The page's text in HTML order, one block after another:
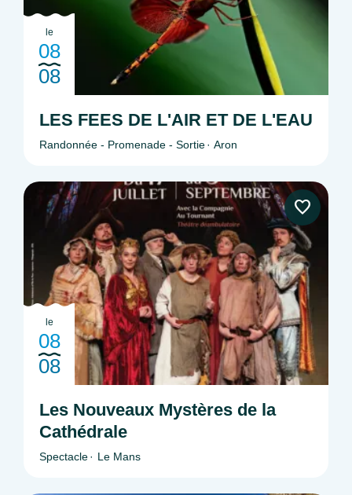
le
08
08
LES FEES DE L'AIR ET DE L'EAU
Randonnée - Promenade - Sortie Aron
le
08
08
Les Nouveaux Mystères de la
Cathédrale
Spectacle Le Mans